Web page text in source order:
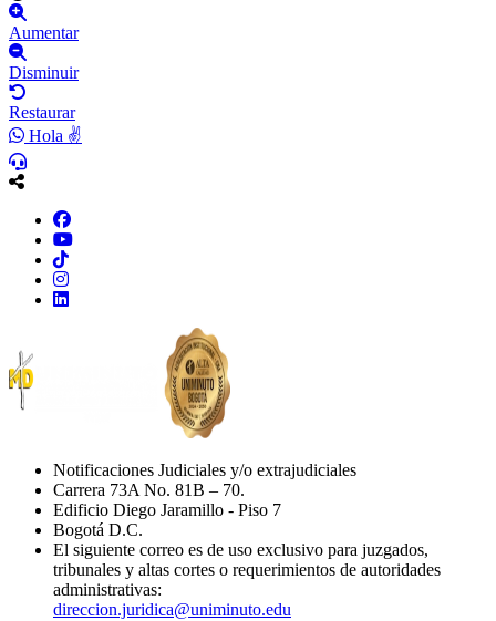
Aumentar
Disminuir
Restaurar
Hola ✌
Notificaciones Judiciales y/o extrajudiciales
Carrera 73A No. 81B – 70.
Edificio Diego Jaramillo - Piso 7
Bogotá D.C.
El siguiente correo es de uso exclusivo para juzgados,
tribunales y altas cortes o requerimientos de autoridades
administrativas:
direccion.juridica@uniminuto.edu